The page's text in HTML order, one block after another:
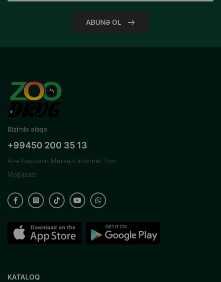
ABUNƏ OL
Bizimlə əlaqə
+99450 200 35 13
Azərbaycanın Mərkəzi İnternet Zoo
Mağazası
KATALOQ